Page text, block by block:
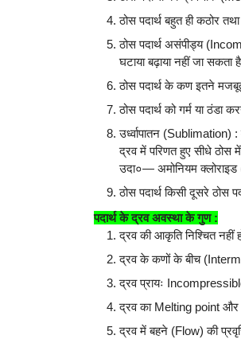
ठोस पदार्थ बहुत ही कठोर
ठोस पदार्थ असंपीड्य
घटाया बढ़ाया नहीं जा
ठोस पदार्थ के कण इतने
ठोस पदार्थ को गर्म या ठंडा
उर्ध्वापातन (Sublimation)
द्रव में परिणत हुए सीधे ठोस में
उदा०— अमोनियम
ठोस पदार्थ किसी दूसरे ठोस
पदार्थ के द्रव अवस्था के गुण :
द्रव की आकृति निश्चित नहीं
द्रव के कणों के बीच
द्रव प्रायः
द्रव का Melting point और
द्रव में बहने (Flow) की